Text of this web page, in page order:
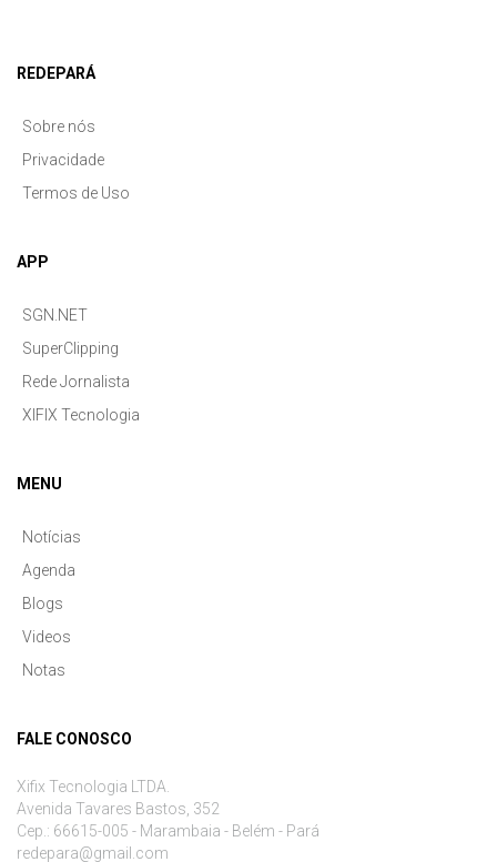
REDEPARÁ
Sobre nós
Privacidade
Termos de Uso
APP
SGN.NET
SuperClipping
Rede Jornalista
XIFIX Tecnologia
MENU
Notícias
Agenda
Blogs
Videos
Notas
FALE CONOSCO
Xifix Tecnologia LTDA.
Avenida Tavares Bastos, 352
Cep.: 66615-005 - Marambaia - Belém - Pará
redepara@gmail.com